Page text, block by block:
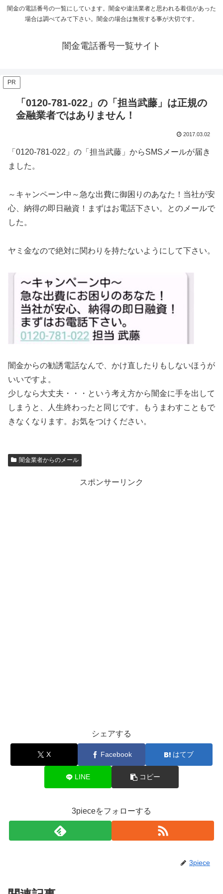
闇金の電話番号の一覧にしています。闇金や違法業者と思われる着信があった
場合は調べてみて下さい。闇金の場合は無視する事が大切です。
闇金電話番号一覧サイト
PR
「0120-781-022」の「担当武藤」は正規の
金融業者ではありません！
2017.03.02
「0120-781-022」の「担当武藤」からSMSメールが届き
ました。
～キャンペーン中～急な出費に御困りのあなた！当社が安
心、納得の即日融資！まずはお電話下さい。とのメールで
した。
ヤミ金なので絶対に関わりを持たないようにして下さい。
闇金からの勧誘電話なんで、かけ直したりもしないほうが
いいですよ。
少しなら大丈夫・・・という考え方から闇金に手を出して
しまうと、人生終わったと同じです。もうまわすこともで
きなくなります。お気をつけください。
闇金業者からのメール
スポンサーリンク
シェアする
X Facebook はてブ
LINE コピー
3pieceをフォローする
3piece